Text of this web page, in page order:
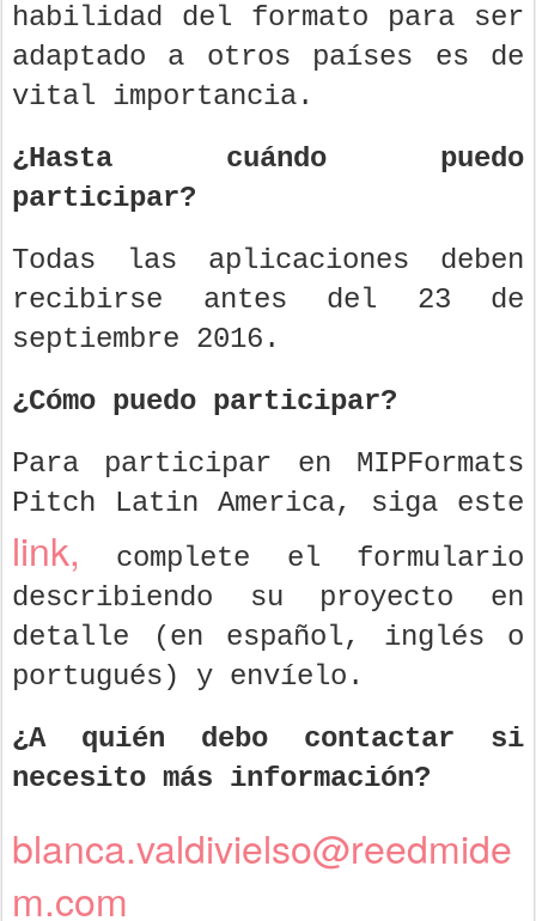
habilidad del formato para ser
adaptado a otros países es de
vital importancia.
¿Hasta cuándo puedo
participar?
Todas las aplicaciones deben
recibirse antes del 23 de
septiembre 2016.
¿Cómo puedo participar?
Para participar en MIPFormats
Pitch Latin America, siga este
link,
complete el formulario
describiendo su proyecto en
detalle (en español, inglés o
portugués) y envíelo.
¿A quién debo contactar si
necesito más información?
blanca.valdivielso@reedmide
m.com